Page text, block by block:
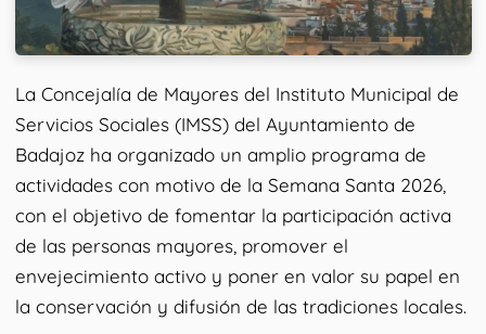
La Concejalía de Mayores del Instituto Municipal de
Servicios Sociales (IMSS) del Ayuntamiento de
Badajoz ha organizado un amplio programa de
actividades con motivo de la Semana Santa 2026,
con el objetivo de fomentar la participación activa
de las personas mayores, promover el
envejecimiento activo y poner en valor su papel en
la conservación y difusión de las tradiciones locales.